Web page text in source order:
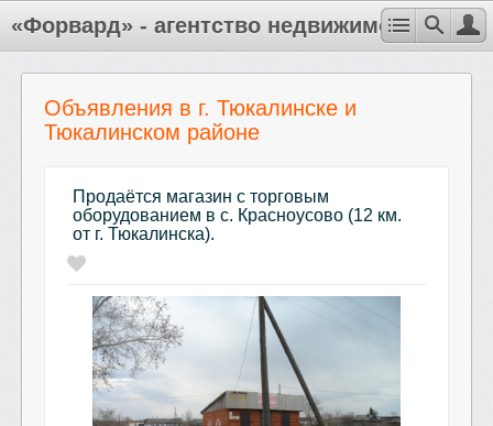
«Форвард» - агентство недвижимости
Объявления в г. Тюкалинске и
Тюкалинском районе
Продаётся магазин с торговым
оборудованием в с. Красноусово (12 км.
от г. Тюкалинска).